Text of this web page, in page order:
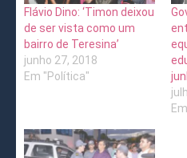
Flávio Dino: ‘Timon deixou
de ser vista como um
bairro de Teresina’
junho 27, 2018
Em "Política"